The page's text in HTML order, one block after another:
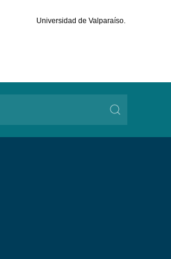
Universidad de Valparaíso.